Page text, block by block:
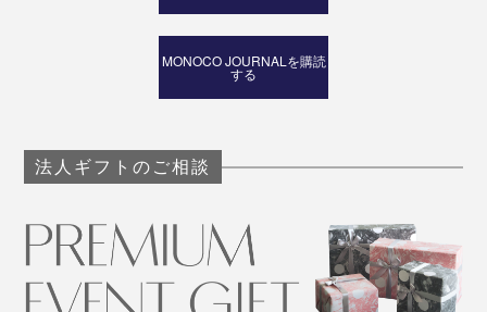
MONOCO JOURNALを購読
する
法人ギフトのご相談